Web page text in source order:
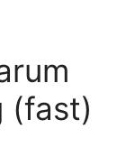
(fast)